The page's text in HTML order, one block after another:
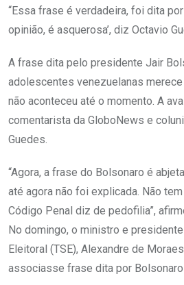
“Essa frase é verdadeira, foi dita
opinião, é asquerosa’, diz Octavio
A frase dita pelo presidente Jair
adolescentes venezuelanas
não aconteceu até o momento. A
comentarista da GloboNews e
Guedes.
“Agora, a frase do Bolsonaro é
até agora não foi explicada. Não
Código Penal diz de pedofilia”,
No domingo, o ministro e
Eleitoral (TSE), Alexandre de
associasse frase dita por